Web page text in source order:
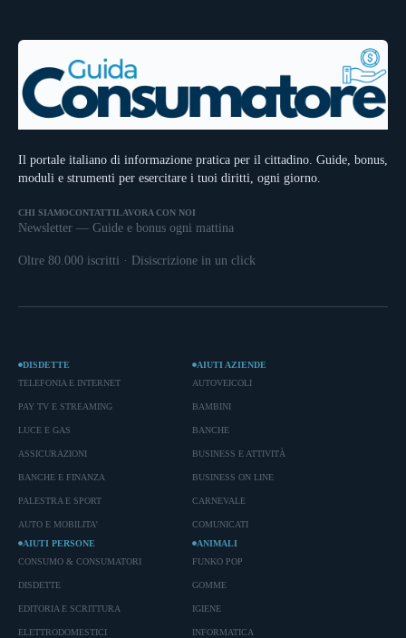
Il portale italiano di informazione pratica per il cittadino. Guide, bonus,
moduli e strumenti per esercitare i tuoi diritti, ogni giorno.
CHI SIAMOCONTATTILAVORA CON NOI
Newsletter — Guide e bonus ogni mattina
Oltre 80.000 iscritti · Disiscrizione in un click
DISDETTE
TELEFONIA E INTERNET
PAY TV E STREAMING
LUCE E GAS
ASSICURAZIONI
BANCHE E FINANZA
PALESTRA E SPORT
AUTO E MOBILITA'
AIUTI AZIENDE
AUTOVEICOLI
BAMBINI
BANCHE
BUSINESS E ATTIVITÀ
BUSINESS ON LINE
CARNEVALE
COMUNICATI
AIUTI PERSONE
CONSUMO & CONSUMATORI
DISDETTE
EDITORIA E SCRITTURA
ELETTRODOMESTICI
ANIMALI
FUNKO POP
GOMME
IGIENE
INFORMATICA